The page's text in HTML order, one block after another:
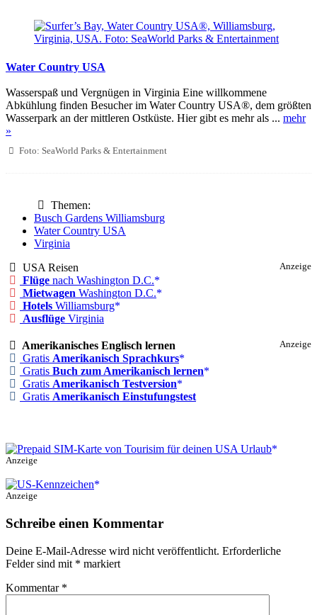
Water Country USA
Wasserspaß und Vergnügen in Virginia Eine willkommene
Abkühlung finden Besucher im Water Country USA®, dem größten
Wasserpark an der mittleren Ostküste. Hier gibt es mehr als ... mehr
»
Foto: SeaWorld Parks & Entertainment
Themen:
Busch Gardens Williamsburg
Water Country USA
Virginia
Anzeige
USA Reisen
Flüge nach Washington D.C.
Mietwagen Washington D.C.
Hotels Williamsburg
Ausflüge Virginia
Anzeige
Amerikanisches Englisch lernen
Gratis Amerikanisch Sprachkurs
Gratis Buch zum Amerikanisch lernen
Gratis Amerikanisch Testversion
Gratis Amerikanisch Einstufungstest
Anzeige
Anzeige
Schreibe einen Kommentar
Deine E-Mail-Adresse wird nicht veröffentlicht. Erforderliche
Felder sind mit * markiert
Kommentar *